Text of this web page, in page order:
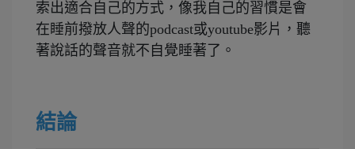
索出適合自己的方式，像我自己的習慣是會
在睡前撥放人聲的podcast或youtube影片，聽
著說話的聲音就不自覺睡著了。
結論